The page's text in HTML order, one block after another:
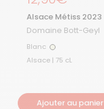
Alsace Métiss 2023
Domaine Bott-Geyl
Blanc Blanc
Alsace | 75 cL
Ajouter au panier